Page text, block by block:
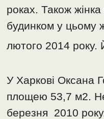
роках. Також
будинком у цьому
лютого 2014
У Харкові Оксана
площею 53,7 м2.
березня 2010